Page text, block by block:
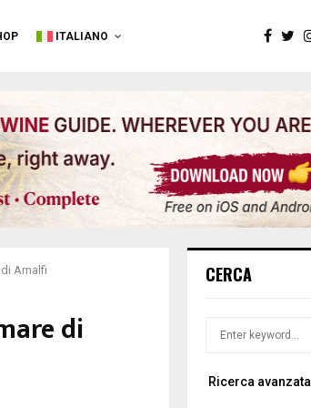
ITALIANO
Amalfi
di
CERCA
rRicerca avanzata